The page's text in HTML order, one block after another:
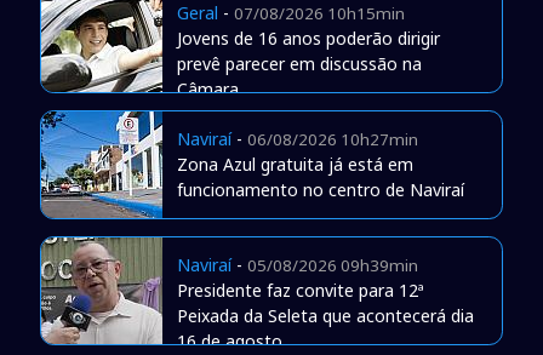
Geral - 07/08/2026 10h15min
Jovens de 16 anos poderão dirigir
prevê parecer em discussão na
Câmara
Naviraí- 06/08/2026 10h27min
Zona Azul gratuita já está em
funcionamento no centro de Naviraí
Naviraí- 05/08/2026 09h39min
Presidente faz convite para 12ª
Peixada da Seleta que acontecerá dia
16 de agosto